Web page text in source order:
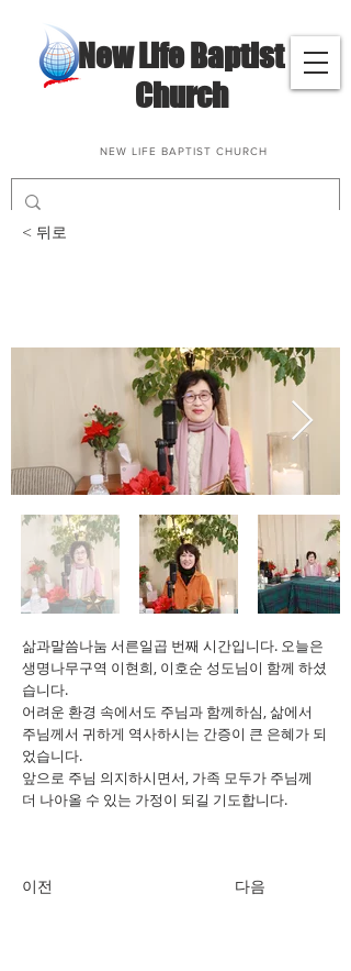
​New Life Baptist
Church
NEW LIFE BAPTIST CHURCH
< 뒤로
삶과말씀나눔 서른일곱 번째 시간입니다. 오늘은
생명나무구역 이현희, 이호순 성도님이 함께 하셨
습니다.
어려운 환경 속에서도 주님과 함께하심, 삶에서
주님께서 귀하게 역사하시는 간증이 큰 은혜가 되
었습니다.
앞으로 주님 의지하시면서, 가족 모두가 주님께
더 나아올 수 있는 가정이 되길 기도합니다.
이전 다음